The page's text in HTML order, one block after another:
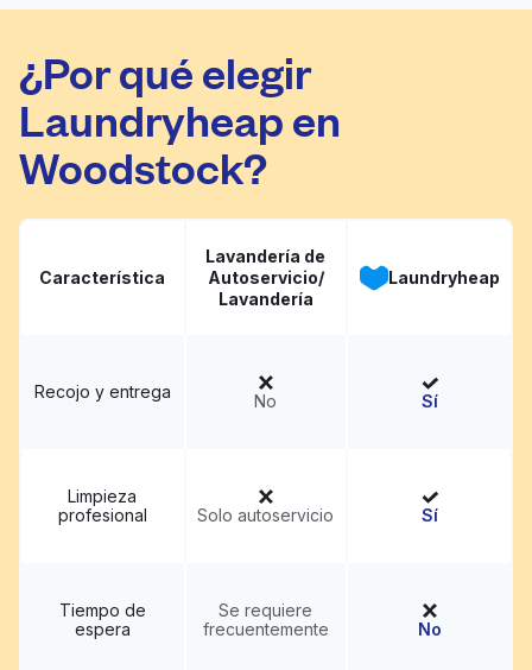
¿Por qué elegir
Laundryheap en
Woodstock?
Característica
Lavandería de
Autoservicio/
Lavandería
Laundryheap
Recojo y entrega No Sí
Limpieza
profesional
Solo autoservicio Sí
Tiempo de
espera
Se requiere
frecuentemente
No